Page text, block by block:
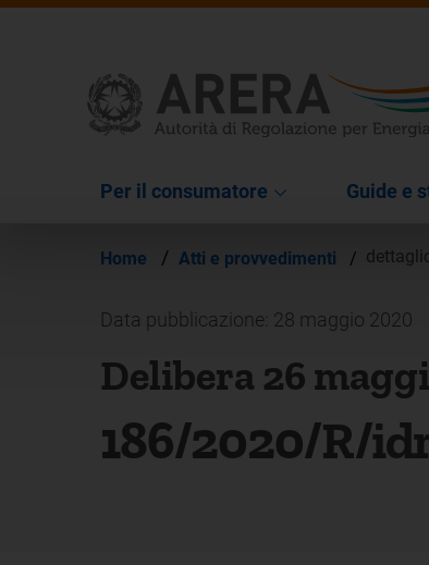
Per il consumatore Guide e
Home / Atti e provvedimenti /
Data pubblicazione: 28 maggio 2020
Delibera 26
186/2020/R/